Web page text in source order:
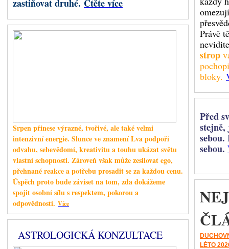
zastiňovat druhé. Čtěte více
Srpen přinese výrazné, tvořivé, ale také velmi
intenzivní energie. Slunce ve znamení Lva podpoří
odvahu, sebevědomí, kreativitu a touhu ukázat světu
vlastní schopnosti. Zároveň však může zesilovat ego,
přehnané reakce a potřebu prosadit se za každou cenu.
Úspěch proto bude záviset na tom, zda dokážeme
spojit osobní sílu s respektem, pokorou a
odpovědností. Více
ASTROLOGICKÁ KONZULTACE
Právě
strop
bloky.
Před
stejně,
sebou.
sebou.
LÉTO